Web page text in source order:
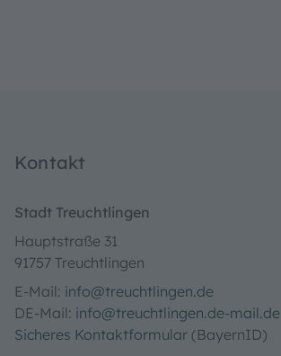
Kontakt
Stadt Treuchtlingen
Hauptstraße 31
91757 Treuchtlingen
E-Mail: info@treuchtlingen.de
DE-Mail: info@treuchtlingen.de-mail.de
Sicheres Kontaktformular (BayernID)